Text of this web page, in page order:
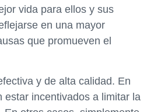
vida para ellos y sus
en una mayor
que promueven el
y de alta calidad. En
incentivados a limitar la